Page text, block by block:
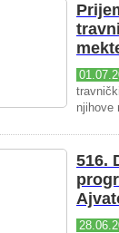
njihove
516.